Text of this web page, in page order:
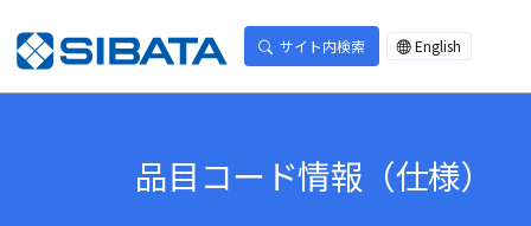
サイト内検索 English
品目コード情報（仕様）